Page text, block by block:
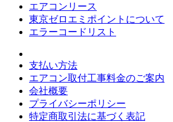
エアコンリース
東京ゼロエミポイントについて
エラーコードリスト
支払い方法
エアコン取付工事料金のご案内
会社概要
プライバシーポリシー
特定商取引法に基づく表記